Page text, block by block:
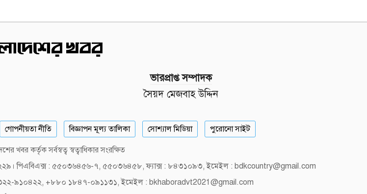
ভারপ্রাপ্ত সম্পাদক
সৈয়দ মেজবাহ উদ্দিন
গোপনীয়তা নীতি বিজ্ঞাপন মূল্য তালিকা সোশ্যাল মিডিয়া পুরোনো সাইট
খবর কর্তৃক সর্বস্বত্ব স্বত্বাধিকার সংরক্ষিত
পিএবিএক্স : ৫৫০৩৬৪৫৬-৭, ৫৫০৩৬৪৫৮, ফ্যাক্স : ৮৪৩১০৯৩, ইমেইল : bdkcountry@gmail.com
৯১০৪২২, +৮৮০ ১৮৪৭-০৯১১৩১, ইমেইল : bkhaboradvt2021@gmail.com